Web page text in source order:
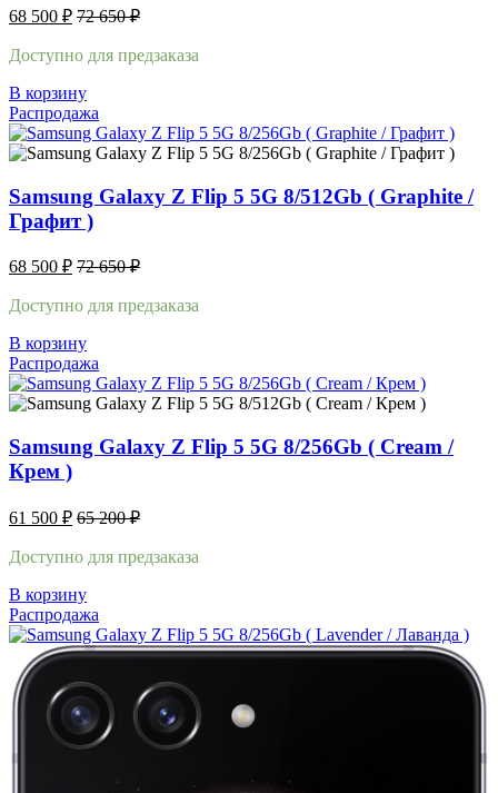
68 500 ₽ 72 650₽
Доступно для предзаказа
В корзину
Распродажа
Samsung Galaxy Z Flip 5 5G 8/512Gb ( Graphite /
Графит )
68 500 ₽ 72 650₽
Доступно для предзаказа
В корзину
Распродажа
Samsung Galaxy Z Flip 5 5G 8/256Gb ( Cream /
Крем )
61 500 ₽ 65 200₽
Доступно для предзаказа
В корзину
Распродажа